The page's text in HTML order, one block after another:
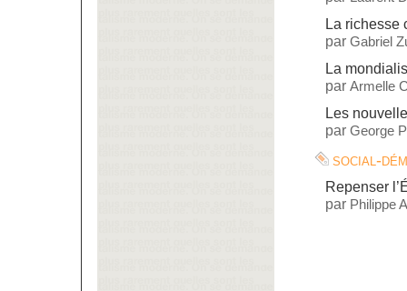
La richesse
par Gabriel
La
par Armelle
Les
par George
social-
Repenser
par Philippe